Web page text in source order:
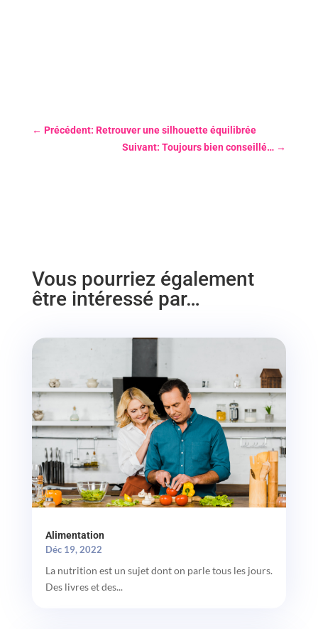
← Précédent: Retrouver une silhouette équilibrée
Suivant: Toujours bien conseillé… →
Vous pourriez également
être intéressé par…
Alimentation
Déc 19, 2022
La nutrition est un sujet dont on parle tous les jours.
Des livres et des...